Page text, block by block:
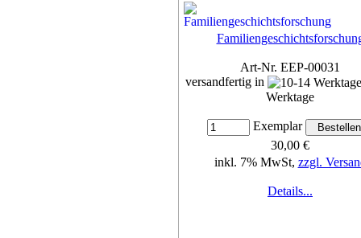
Art-Nr. EEP-00031
versandfertig in
Werktage
Exemplar
30,00 €
inkl. 7% MwSt, zzgl.
Details...